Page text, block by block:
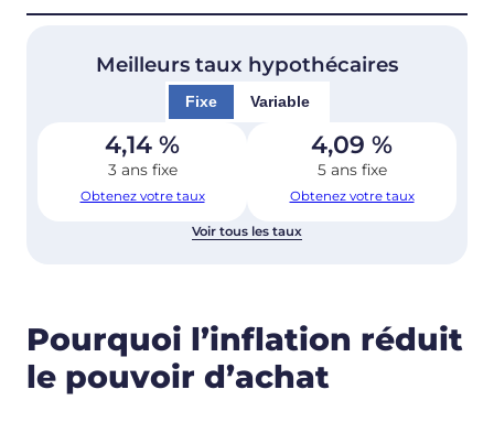
Meilleurs taux hypothécaires
Fixe Variable
4,14 %
3 ans fixe
Obtenez votre taux
4,09 %
5 ans fixe
Obtenez votre taux
Voir tous les taux
Pourquoi l’inflation réduit
le pouvoir d’achat